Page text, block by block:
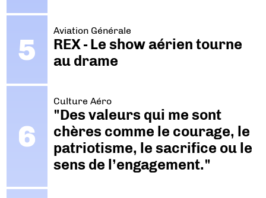
Aviation Générale
REX - Le show aérien tourne
au drame
Culture Aéro
"Des valeurs qui me sont
chères comme le courage, le
patriotisme, le sacrifice ou le
sens de l’engagement."